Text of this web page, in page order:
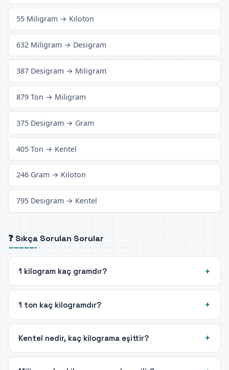
55 Miligram → Kiloton
632 Miligram → Desigram
387 Desigram → Miligram
879 Ton → Miligram
375 Desigram → Gram
405 Ton → Kentel
246 Gram → Kiloton
795 Desigram → Kentel
❓ Sıkça Sorulan Sorular
1 kilogram kaç gramdır?
1 ton kaç kilogramdır?
Kentel nedir, kaç kilograma eşittir?